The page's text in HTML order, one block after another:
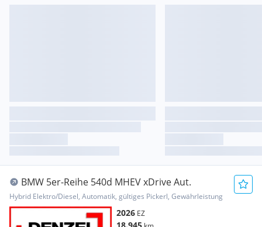
BMW 5er-Reihe 540d MHEV xDrive Aut.
Hybrid Elektro/Diesel, Automatik, gültiges Pickerl, Gewährleistung
2026 EZ